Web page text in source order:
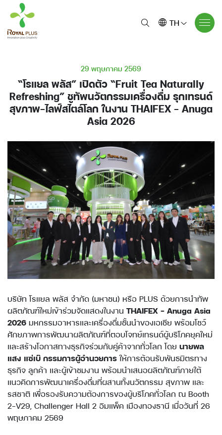
TH
29 พฤษภาคม 2569
“โรแยล พลัส” เปิดตัว “Fruit Tea Naturally
Refreshing” ชูทัพนวัตกรรมเครื่องดื่ม รุกเทรนด์
สุขภาพ–ไลฟ์สไตล์โลก ในงาน THAIFEX – Anuga
Asia 2026
บริษัท โรแยล พลัส จำกัด (มหาชน) หรือ PLUS ด้วยการนำทัพ
ผลิตภัณฑ์ใหม่เข้าร่วมจัดแสดงในงาน THAIFEX – Anuga Asia
2026 มหกรรมอาหารและเครื่องดื่มชั้นนำของเอเชีย พร้อมโชว์
ศักยภาพการพัฒนาผลิตภัณฑ์ที่ตอบโจทย์เทรนด์ผู้บริโภคยุคใหม่
และสร้างโอกาสทางธุรกิจร่วมกับคู่ค้าจากทั่วโลก โดย นายพล
แสง แซ่เบ๊ กรรมการผู้อำนวยการให้การต้อนรับพันธมิตรทาง
ธุรกิจ ลูกค้า และผู้เข้าชมงาน พร้อมนำเสนอผลิตภัณฑ์ภายใต้
แนวคิดการพัฒนาเครื่องดื่มที่ผสานทั้งนวัตกรรม สุขภาพ และ
รสชาติ เพื่อรองรับความต้องการของผู้บริโภคทั่วโลก ณ Booth
2-V29, Challenger Hall 2 อิมแพ็ค เมืองทองธานี เมื่อวันที่ 26
พฤษภาคม 2569